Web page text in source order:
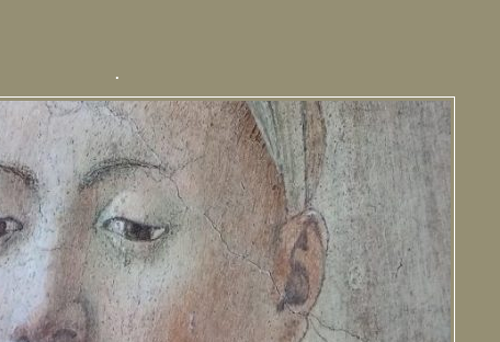
.